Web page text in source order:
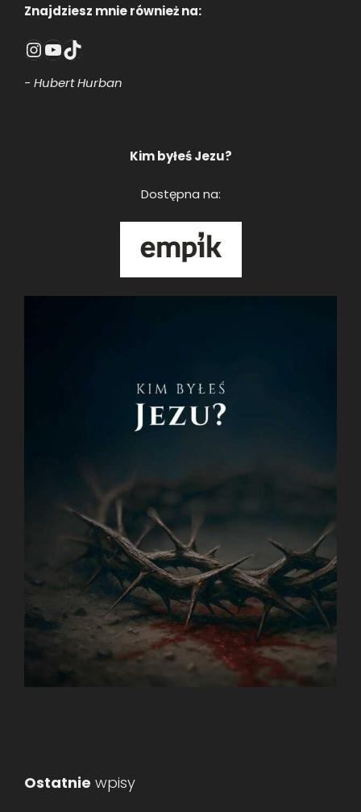
Znajdziesz mnie również na:
InstagramYouTube TikTok
- Hubert Hurban
Kim byłeś Jezu?
Dostępna na:
Ostatnie wpisy